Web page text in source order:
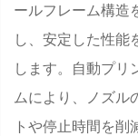
ールフレーム構造
し、安定した性能
します。自動プリ
ムにより、ノズル
トや停止時間を